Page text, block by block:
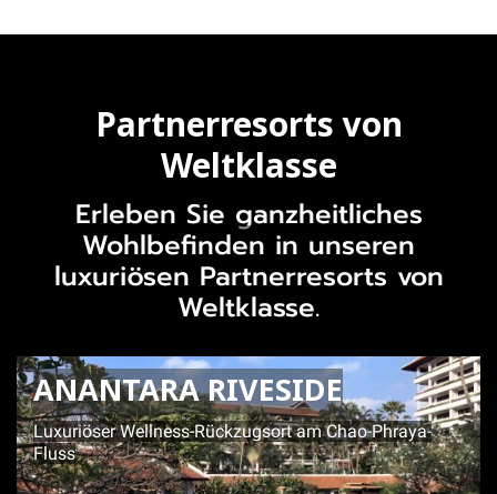
Partnerresorts von
Weltklasse
Erleben Sie ganzheitliches
Wohlbefinden in unseren
luxuriösen Partnerresorts von
Weltklasse.
ANANTARA RIVESIDE
Luxuriöser Wellness-Rückzugsort am Chao-Phraya-
Fluss